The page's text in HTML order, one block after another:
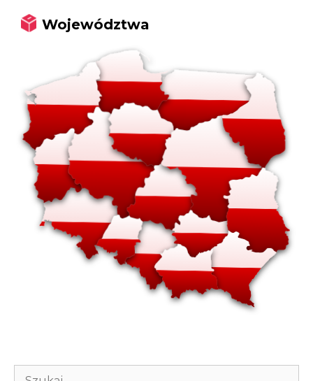
Województwa
Szukaj: